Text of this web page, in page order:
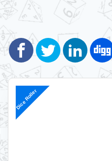
Dice Roller